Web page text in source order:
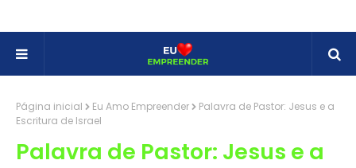
Página inicial Eu Amo Empreender
Palavra de Pastor: Jesus e a
Escritura de Israel
Palavra de Pastor: Jesus e a